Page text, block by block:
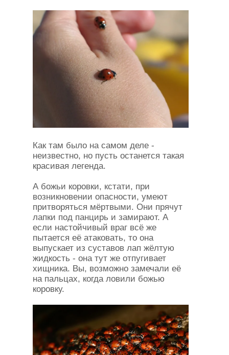
Как там было на самом деле -
неизвестно, но пусть останется такая
красивая легенда.
А божьи коровки, кстати, при
возникновении опасности, умеют
притворяться мёртвыми. Они прячут
лапки под панцирь и замирают. А
если настойчивый враг всё же
пытается её атаковать, то она
выпускает из суставов лап жёлтую
жидкость - она тут же отпугивает
хищника. Вы, возможно замечали её
на пальцах, когда ловили божью
коровку.